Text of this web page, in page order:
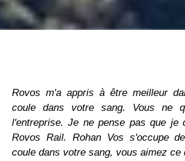
Rovos m'a appris à être meilleur
coule dans votre sang. Vous ne
l'entreprise. Je ne pense pas que je
Rovos Rail. Rohan Vos s'occupe
coule dans votre sang, vous aimez ce